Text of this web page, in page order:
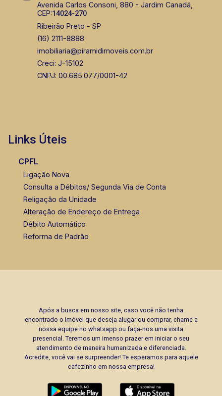
Avenida Carlos Consoni, 880 - Jardim Canadá,
CEP:14024-270
Ribeirão Preto - SP
(16) 2111-8888
imobiliaria@piramidimoveis.com.br
Creci: J-15102
CNPJ: 00.685.077/0001-42
Links Úteis
CPFL
Ligação Nova
Consulta a Débitos/ Segunda Via de Conta
Religação da Unidade
Alteração de Endereço de Entrega
Débito Automático
Reforma de Padrão
Após a busca em nosso site, caso você não tenha
encontrado o imóvel que deseja alugar ou comprar, chame a
nossa equipe no whatsapp ou faça-nos uma visita
presencial. Teremos um imenso prazer em iniciar o seu
atendimento de maneira humanizada e diferenciada.
Acredite, você vai se surpreender! Te esperamos para aquele
cafezinho em nossa empresa!